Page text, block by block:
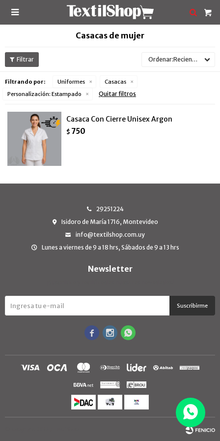

Casacas de mujer
Recientes
Filtrando por: Uniformes
Casacas
Personalización: Estampado Quitar filtros
Casaca Con Cierre Unisex Argon
$ 750
29251224
Isidoro de María 1716, Montevideo
info@textilshop.com.uy
Lunes a viernes de 9 a 18 hrs, Sábados de 9 a 13 hrs
Newsletter
Suscribirme
  